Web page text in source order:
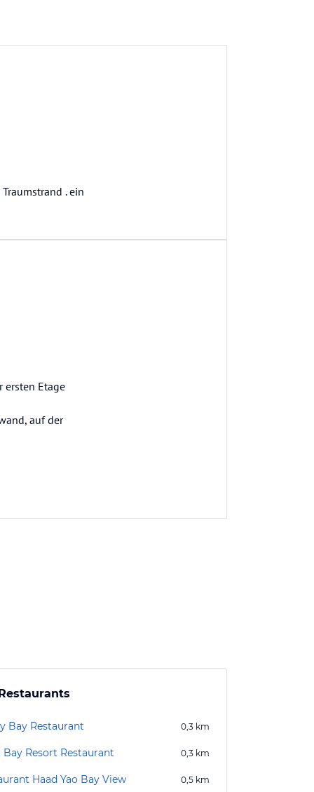
. ein
ersten Etage
auf der
Bay Restaurant 0,3 km
Bay Resort Restaurant 0,3 km
Haad Yao Bay View 0,5 km